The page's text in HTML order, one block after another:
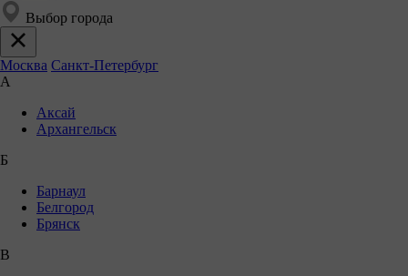
Выбор города
Москва Санкт-Петербург
А
Аксай
Архангельск
Б
Барнаул
Белгород
Брянск
В